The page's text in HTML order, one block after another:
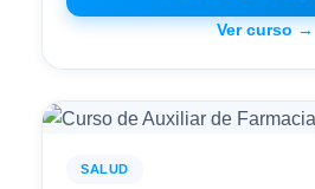
Ver curso →
SALUD